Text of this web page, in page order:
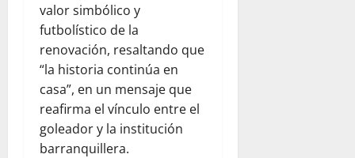
valor simbólico y
futbolístico de la
renovación, resaltando que
“la historia continúa en
casa”, en un mensaje que
reafirma el vínculo entre el
goleador y la institución
barranquillera.